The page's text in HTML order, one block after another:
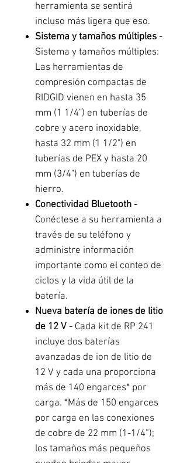
herramienta se sentirá
incluso más ligera que eso.
Sistema y tamaños múltiples -
Sistema y tamaños múltiples:
Las herramientas de
compresión compactas de
RIDGID vienen en hasta 35
mm (1 1/4") en tuberías de
cobre y acero inoxidable,
hasta 32 mm (1 1/2") en
tuberías de PEX y hasta 20
mm (3/4") en tuberías de
hierro.
Conectividad Bluetooth -
Conéctese a su herramienta a
través de su teléfono y
administre información
importante como el conteo de
ciclos y la vida útil de la
batería.
Nueva batería de iones de litio
de 12 V - Cada kit de RP 241
incluye dos baterías
avanzadas de ion de litio de
12 V y cada una proporciona
más de 140 engarces* por
carga. *Más de 150 engarces
por carga en las conexiones
de cobre de 22 mm (1-1/4”);
los tamaños más pequeños